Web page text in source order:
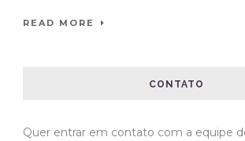
READ MORE
CONTATO
Quer entrar em contato com a equipe